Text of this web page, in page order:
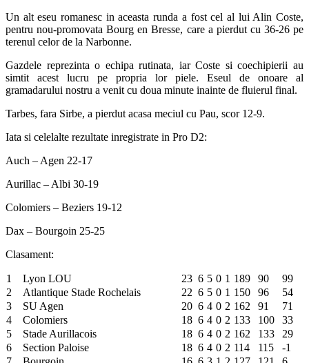
Un alt eseu romanesc in aceasta runda a fost cel al lui Alin Coste,
pentru nou-promovata Bourg en Bresse, care a pierdut cu 36-26 pe
terenul celor de la Narbonne.
Gazdele reprezinta o echipa rutinata, iar Coste si coechipierii au
simtit acest lucru pe propria lor piele. Eseul de onoare al
gramadarului nostru a venit cu doua minute inainte de fluierul final.
Tarbes, fara Sirbe, a pierdut acasa meciul cu Pau, scor 12-9.
Iata si celelalte rezultate inregistrate in Pro D2:
Auch – Agen 22-17
Aurillac – Albi 30-19
Colomiers – Beziers 19-12
Dax – Bourgoin 25-25
Clasament:
1 Lyon LOU 23 6 5 0 1 189 90
99
2
Atlantique Stade Rochelais 22 6 5 0 1 150 96
54
3
SU Agen 20 6 4 0 2 162 91
71
4
Colomiers 18 6 4 0 2 133 100
33
5
Stade Aurillacois 18 6 4 0 2 162 133
29
6
Section Paloise 18 6 4 0 2 114 115
-1